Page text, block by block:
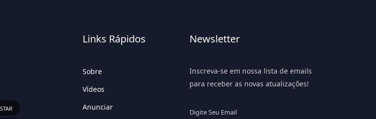
Links Rápidos
Sobre
Vídeos
Anunciar
Newsletter
Inscreva-se em nossa lista de emails
para receber as novas atualizações!